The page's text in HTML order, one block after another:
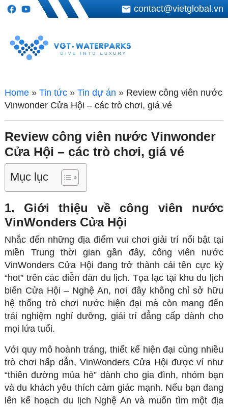
contact@vietglobal.vn
Home» Tin tức» Tin dự án » Review công viên nước
Vinwonder Cửa Hội – các trò chơi, giá vé
Review công viên nước Vinwonder
Cửa Hội – các trò chơi, giá vé
Mục lục
1. Giới thiệu về công viên nước
VinWonders Cửa Hội
Nhắc đến những địa điểm vui chơi giải trí nổi bật tại
miền Trung thời gian gần đây, công viên nước
VinWonders Cửa Hội đang trở thành cái tên cực kỳ
“hot” trên các diễn đàn du lịch. Tọa lạc tại khu du lịch
biển Cửa Hội – Nghệ An, nơi đây không chỉ sở hữu
hệ thống trò chơi nước hiện đại mà còn mang đến
trải nghiệm nghỉ dưỡng, giải trí đẳng cấp dành cho
mọi lứa tuổi.
Với quy mô hoành tráng, thiết kế hiện đại cùng nhiều
trò chơi hấp dẫn, VinWonders Cửa Hội được ví như
“thiên đường mùa hè” dành cho gia đình, nhóm bạn
và du khách yêu thích cảm giác mạnh. Nếu bạn đang
lên kế hoạch du lịch Nghệ An và muốn tìm một địa